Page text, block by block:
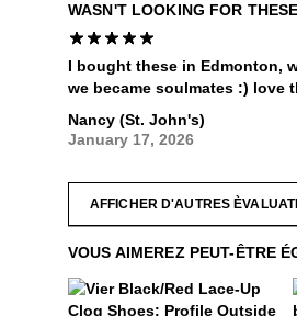
WASN'T LOOKING FOR
I bought these in Edmonton,
we became soulmates :) love
Nancy (St. John's)
January 17, 2026
AFFICHER D'AUTRES
VOUS AIMEREZ PEUT-ÊTRE